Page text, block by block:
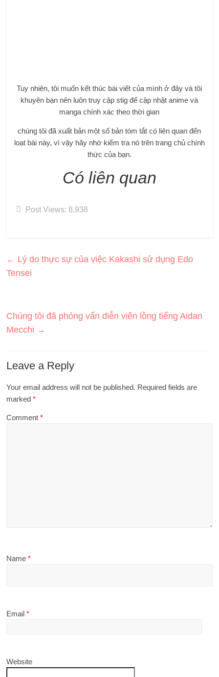
Tuy nhiên, tôi muốn kết thúc bài viết của mình ở đây và tôi
khuyên bạn nên luôn truy cập stig để cập nhật anime và
manga chính xác theo thời gian
chúng tôi đã xuất bản một số bản tóm tắt có liên quan đến
loạt bài này, vì vậy hãy nhớ kiểm tra nó trên trang chủ chính
thức của bạn.
Có liên quan
Post Views: 8,938
← Lý do thực sự của việc Kakashi sử dụng Edo
Tensei
Chúng tôi đã phỏng vấn diễn viên lồng tiếng Aidan
Mecchi →
Leave a Reply
Your email address will not be published. Required fields are
marked*
Comment*
Name*
Email*
Website